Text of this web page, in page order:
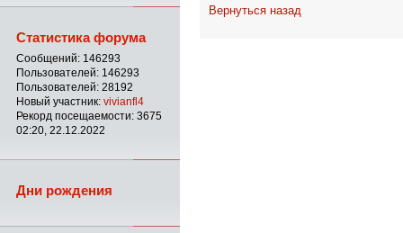
Вернуться назад
Статистика форума
Сообщений: 146293
Пользователей: 146293
Пользователей: 28192
Новый участник: vivianfl4
Рекорд посещаемости: 3675
02:20, 22.12.2022
Дни рождения